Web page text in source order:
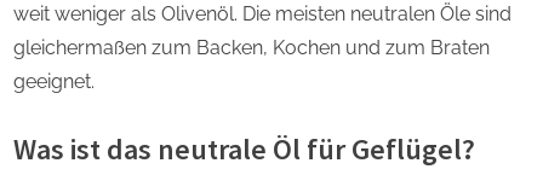
weit weniger als Olivenöl. Die meisten neutralen Öle sind
gleichermaßen zum Backen, Kochen und zum Braten
geeignet.
Was ist das neutrale Öl für Geflügel?